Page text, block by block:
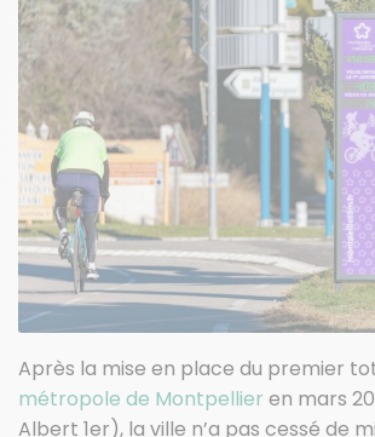
Après la mise en place du premier
métropole de Montpellier en mars
Albert 1er), la ville n’a pas cessé de